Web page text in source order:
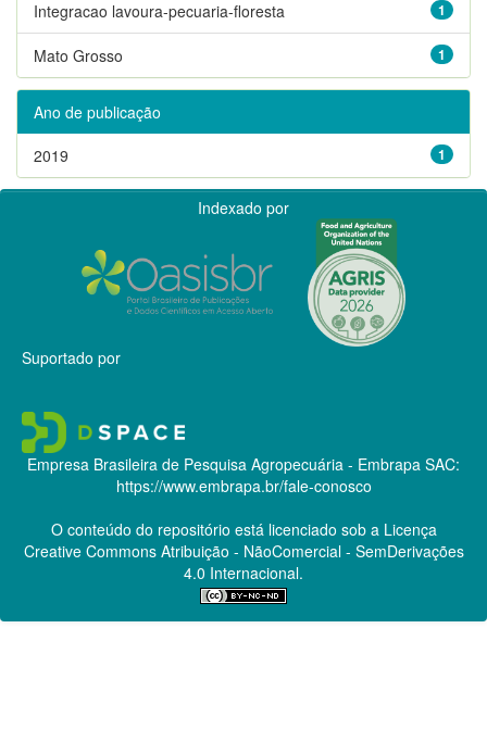
1
Integracao lavoura-pecuaria-floresta
1
Mato Grosso
Ano de publicação
1
2019
Indexado por
Suportado por
Empresa Brasileira de Pesquisa Agropecuária - Embrapa SAC:
https://www.embrapa.br/fale-conosco
O conteúdo do repositório está licenciado sob a Licença
Creative CommonsAtribuição - NãoComercial - SemDerivações
4.0 Internacional.